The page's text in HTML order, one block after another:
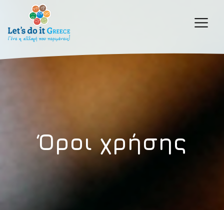
Όροι χρήσης